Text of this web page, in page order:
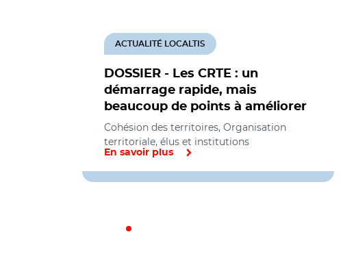
DOSSIER - Les CRTE : un
démarrage rapide, mais
beaucoup de points à améliorer
ACTUALITÉ LOCALTIS
Cohésion des territoires, Organisation
territoriale, élus et institutions
En savoir plus